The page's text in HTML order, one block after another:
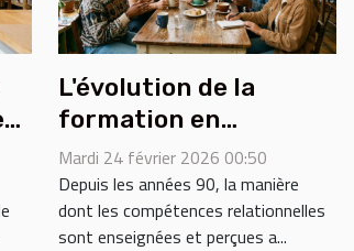
L'évolution de la
formation en
compétences
relationnelles depuis
les années 90
Mardi 24 février 2026 00:50
Depuis les années 90, la manière
dont les compétences relationnelles
sont enseignées et perçues a...